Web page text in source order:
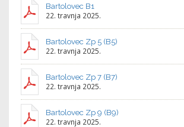
Bartolovec B1
22. travnja 2025.
Bartolovec Zp 5 (B5)
22. travnja 2025.
Bartolovec Zp 7 (B7)
22. travnja 2025.
Bartolovec Zp 9 (B9)
22. travnja 2025.